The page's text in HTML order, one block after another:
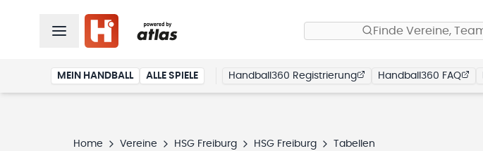
Finde Vereine,
MEIN HANDBALL ALLE SPIELE Handball360 Registrierung Handball360 FAQ
Home Vereine HSG Freiburg HSG Freiburg Tabellen